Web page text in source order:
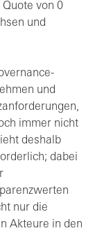
von 0
und
und
immer nicht
deshalb
dabei
nur die
Akteure in den